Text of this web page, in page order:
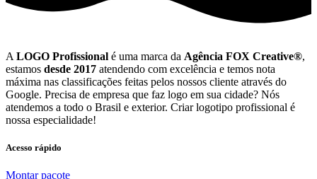
A LOGO Profissional é uma marca da Agência FOX Creative®,
estamos desde 2017 atendendo com excelência e temos nota
máxima nas classificações feitas pelos nossos cliente através do
Google. Precisa de empresa que faz logo em sua cidade? Nós
atendemos a todo o Brasil e exterior. Criar logotipo profissional é
nossa especialidade!
Acesso rápido
Montar pacote